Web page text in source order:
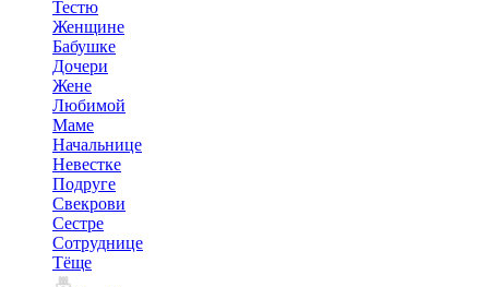
Тестю
Женщине
Бабушке
Дочери
Жене
Любимой
Маме
Начальнице
Невестке
Подруге
Свекрови
Сестре
Сотруднице
Тёще